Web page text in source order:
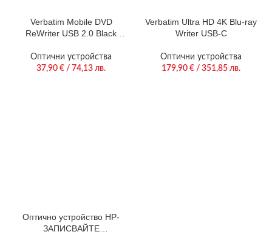
Verbatim Mobile DVD
ReWriter USB 2.0 Black
Оптични устройства
37,90 € / 74,13 лв.
Verbatim Ultra HD 4K Blu-ray
Writer USB-C
Оптични устройства
179,90 € / 351,85 лв.
Оптично устройство HP-
ЗАПИСВАЙТЕ